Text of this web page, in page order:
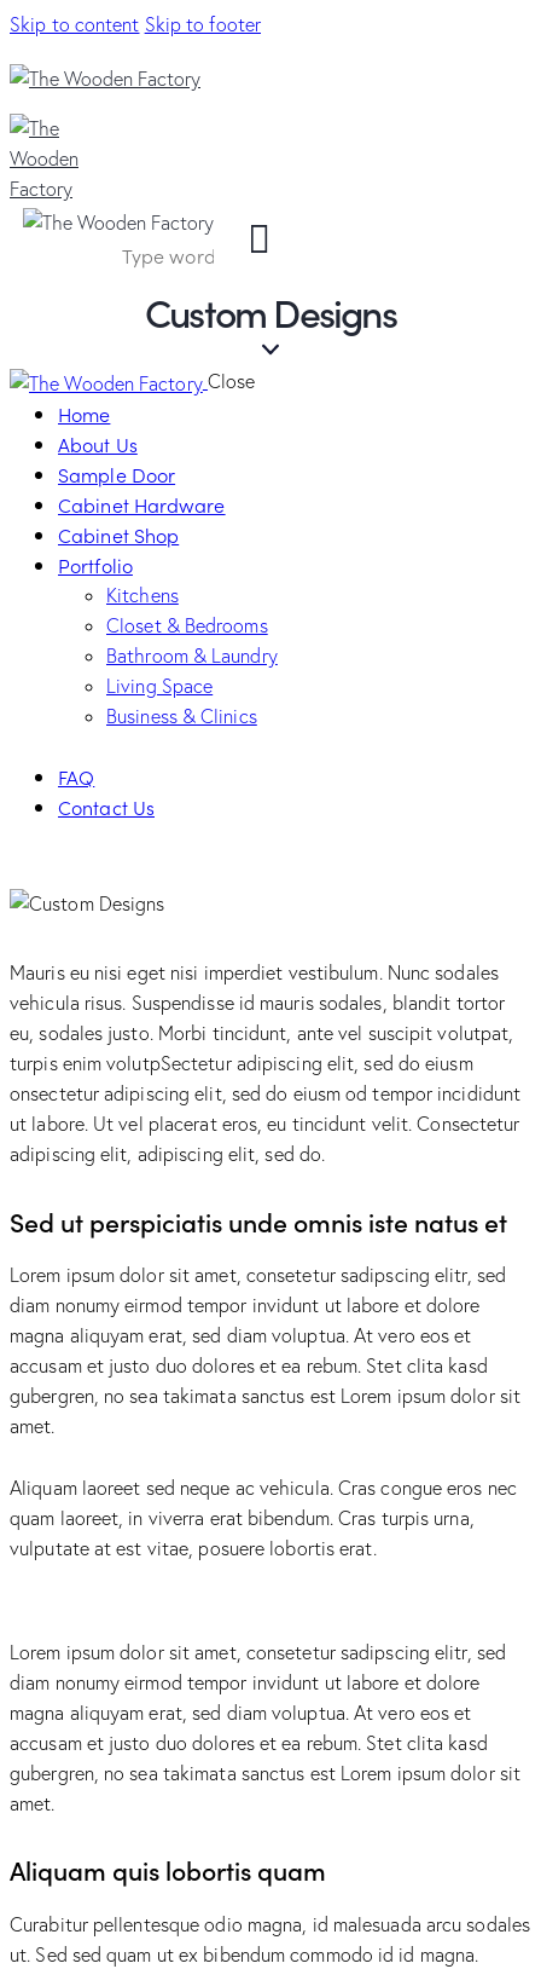
Skip to content Skip to footer
Custom Designs
Close
Home
About Us
Sample Door
Cabinet Hardware
Cabinet Shop
Portfolio
Kitchens
Closet & Bedrooms
Bathroom & Laundry
Living Space
Business & Clinics
FAQ
Contact Us
1
new
new
Mauris eu nisi eget nisi imperdiet vestibulum. Nunc sodales
vehicula risus. Suspendisse id mauris sodales, blandit tortor
eu, sodales justo. Morbi tincidunt, ante vel suscipit volutpat,
turpis enim volutpSectetur adipiscing elit, sed do eiusm
onsectetur adipiscing elit, sed do eiusm od tempor incididunt
ut labore. Ut vel placerat eros, eu tincidunt velit. Consectetur
adipiscing elit, adipiscing elit, sed do.
Sed ut perspiciatis unde omnis iste natus et
Lorem ipsum dolor sit amet, consetetur sadipscing elitr, sed
diam nonumy eirmod tempor invidunt ut labore et dolore
magna aliquyam erat, sed diam voluptua. At vero eos et
accusam et justo duo dolores et ea rebum. Stet clita kasd
gubergren, no sea takimata sanctus est Lorem ipsum dolor sit
amet.
Aliquam laoreet sed neque ac vehicula. Cras congue eros nec
quam laoreet, in viverra erat bibendum. Cras turpis urna,
vulputate at est vitae, posuere lobortis erat.
Lorem ipsum dolor sit amet, consetetur sadipscing elitr, sed
diam nonumy eirmod tempor invidunt ut labore et dolore
magna aliquyam erat, sed diam voluptua. At vero eos et
accusam et justo duo dolores et ea rebum. Stet clita kasd
gubergren, no sea takimata sanctus est Lorem ipsum dolor sit
amet.
Aliquam quis lobortis quam
Curabitur pellentesque odio magna, id malesuada arcu sodales
ut. Sed sed quam ut ex bibendum commodo id id magna.